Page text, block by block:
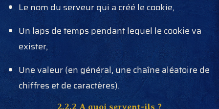
Le nom du serveur qui a créé le cookie,
Un laps de temps pendant lequel le cookie va
exister,
Une valeur (en général, une chaîne aléatoire de
chiffres et de caractères).
2.2.2 A quoi servent-ils ?